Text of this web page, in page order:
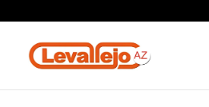
contenido